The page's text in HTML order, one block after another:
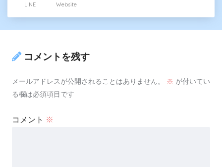
LINE Website
コメントを残す
メールアドレスが公開されることはありません。 ※ が付いてい
る欄は必須項目です
コメント ※